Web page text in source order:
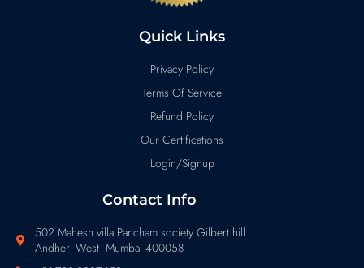
Quick Links
Privacy Policy
Terms Of Service
Refund Policy
Our Certifications
Login/Signup
Contact Info
502 Mahesh villa Pancham society Gilbert hill
Andheri West Mumbai 400058